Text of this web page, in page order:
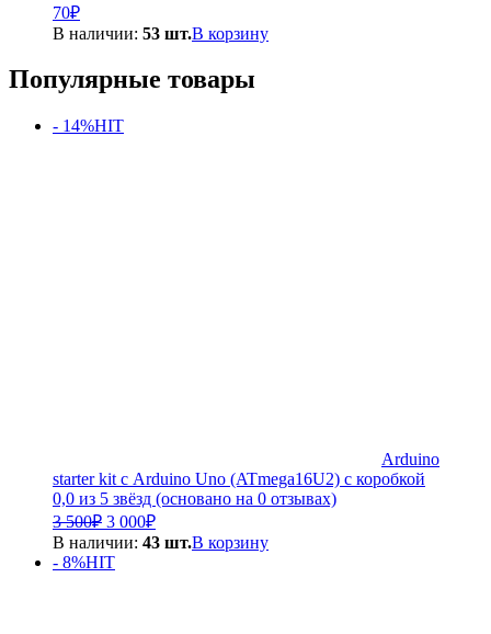
70₽
В наличии: 53 шт.В корзину
Популярные товары
- 14%HIT
Arduino
starter kit с Arduino Uno (ATmega16U2) с коробкой
0,0 из 5 звёзд (основано на 0 отзывах)
3 500₽ Первоначальная
цена
составляла
3
3 000₽Текущая
цена:
В наличии: 43 шт.В корзину
- 8%HIT